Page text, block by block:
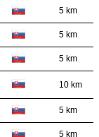
5 km
5 km
5 km
10 km
5 km
5 km